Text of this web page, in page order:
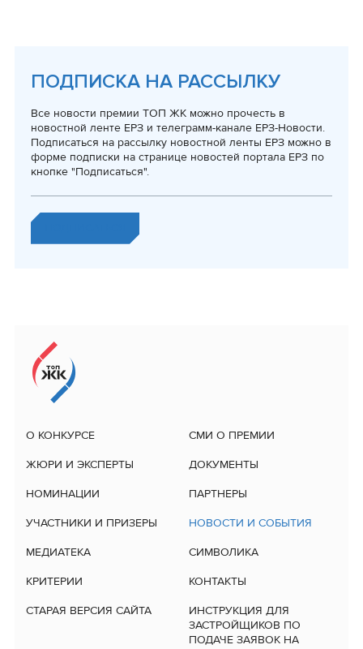
ПОДПИСКА НА РАССЫЛКУ
Все новости премии ТОП ЖК можно прочесть в
новостной ленте ЕРЗ и телеграмм-канале ЕРЗ-Новости.
Подписаться на рассылку новостной ленты ЕРЗ можно в
форме подписки на странице новостей портала ЕРЗ по
кнопке "Подписаться".
О КОНКУРСЕ
ЖЮРИ И ЭКСПЕРТЫ
НОМИНАЦИИ
УЧАСТНИКИ И ПРИЗЕРЫ
МЕДИАТЕКА
КРИТЕРИИ
СТАРАЯ ВЕРСИЯ САЙТА
СМИ О ПРЕМИИ
ДОКУМЕНТЫ
ПАРТНЕРЫ
НОВОСТИ И СОБЫТИЯ
СИМВОЛИКА
КОНТАКТЫ
ИНСТРУКЦИЯ ДЛЯ
ЗАСТРОЙЩИКОВ ПО
ПОДАЧЕ ЗАЯВОК НА